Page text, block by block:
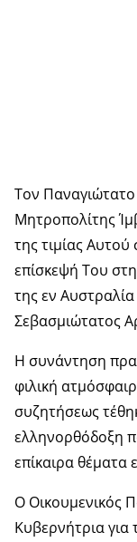
Τον
Μητροπολίτης
της τιμίας
επίσκεψή Του
της εν
Σεβασμιώτατος
Η συνάντηση
φιλική
συζητήσεως
ελληνορθόδοξη
επίκαιρα θέματα
Ο Οικουμενικός
Κυβερνήτρια για